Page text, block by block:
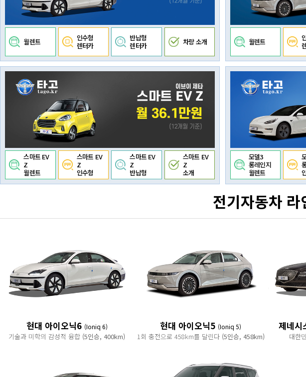
월렌트
인수형
렌터카
반납형
렌터카
차량 소개 월렌트
스마트 EV
Z
월렌트
스마트 EV
Z
인수형
스마트 EV
Z
반납형
스마트 EV
Z
소개
모델3
롱레인지
월렌트
전기자동차 라
현대 아이오닉6 (Ioniq 6)
기술과 미학의 감성적 융합 (5인승, 400km)
현대 아이오닉5 (Ioniq 5)
1회 충전으로 458km를 달린다 (5인승, 458km)
제네시
대한